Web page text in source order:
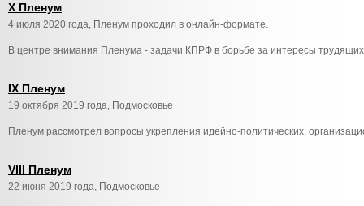
X Пленум
4 июля 2020 года, Пленум проходил в онлайн-формате.
В центре внимания Пленума - задачи КПРФ в борьбе за интересы
IX Пленум
19 октября 2019 года, Подмосковье
Пленум рассмотрел вопросы укрепления идейно-политических,
VIII Пленум
22 июня 2019 года, Подмосковье